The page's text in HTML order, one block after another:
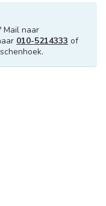
Mail naar
010-5214333 of